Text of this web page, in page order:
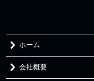
ホーム
会社概要